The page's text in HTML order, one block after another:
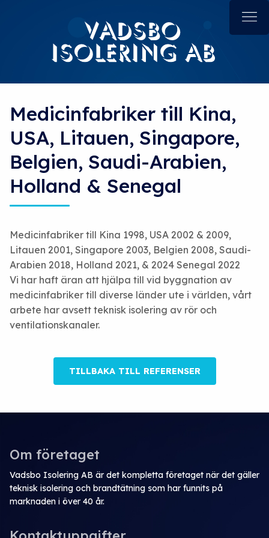
Medicinfabriker till Kina,
USA, Litauen, Singapore,
Belgien, Saudi-Arabien,
Holland & Senegal
Medicinfabriker till Kina 1998, USA 2002 & 2009,
Litauen 2001, Singapore 2003, Belgien 2008, Saudi-
Arabien 2018, Holland 2021, & 2024 Senegal 2022
Vi har haft äran att hjälpa till vid byggnation av
medicinfabriker till diverse länder ute i världen, vårt
arbete har avsett teknisk isolering av rör och
ventilationskanaler.
TILLBAKA TILL REFERENSER
Om företaget
Vadsbo Isolering AB är det kompletta företaget när det gäller
teknisk isolering och brandtätning som har funnits på
marknaden i över 40 år.